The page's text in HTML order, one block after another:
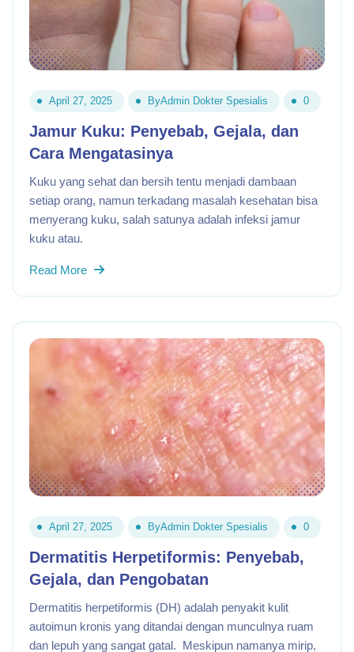
April 27, 2025 ByAdmin Dokter Spesialis 0
Jamur Kuku: Penyebab, Gejala, dan
Cara Mengatasinya
Kuku yang sehat dan bersih tentu menjadi dambaan
setiap orang, namun terkadang masalah kesehatan bisa
menyerang kuku, salah satunya adalah infeksi jamur
kuku atau.
Read More
April 27, 2025 ByAdmin Dokter Spesialis 0
Dermatitis Herpetiformis: Penyebab,
Gejala, dan Pengobatan
Dermatitis herpetiformis (DH) adalah penyakit kulit
autoimun kronis yang ditandai dengan munculnya ruam
dan lepuh yang sangat gatal. Meskipun namanya mirip,